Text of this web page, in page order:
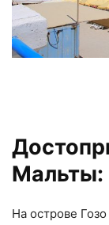
Мальты:
На острове